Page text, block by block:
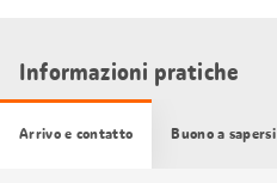
Informazioni pratiche
Arrivo e contatto Buono a sapersi